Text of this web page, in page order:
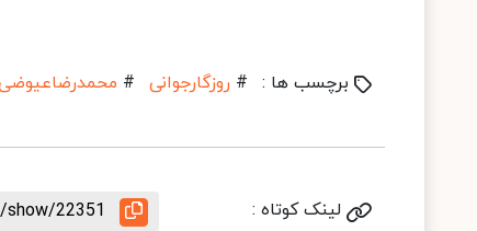
برچسب ها : # روزگارجوانی #
لینک کوتاه : 22351